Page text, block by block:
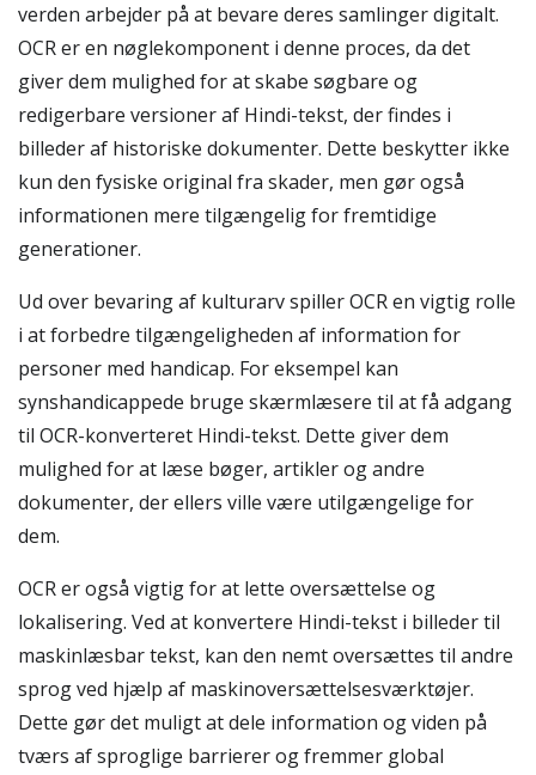
verden arbejder på at bevare deres samlinger digitalt.
OCR er en nøglekomponent i denne proces, da det
giver dem mulighed for at skabe søgbare og
redigerbare versioner af Hindi-tekst, der findes i
billeder af historiske dokumenter. Dette beskytter ikke
kun den fysiske original fra skader, men gør også
informationen mere tilgængelig for fremtidige
generationer.
Ud over bevaring af kulturarv spiller OCR en vigtig rolle
i at forbedre tilgængeligheden af information for
personer med handicap. For eksempel kan
synshandicappede bruge skærmlæsere til at få adgang
til OCR-konverteret Hindi-tekst. Dette giver dem
mulighed for at læse bøger, artikler og andre
dokumenter, der ellers ville være utilgængelige for
dem.
OCR er også vigtig for at lette oversættelse og
lokalisering. Ved at konvertere Hindi-tekst i billeder til
maskinlæsbar tekst, kan den nemt oversættes til andre
sprog ved hjælp af maskinoversættelsesværktøjer.
Dette gør det muligt at dele information og viden på
tværs af sproglige barrierer og fremmer global